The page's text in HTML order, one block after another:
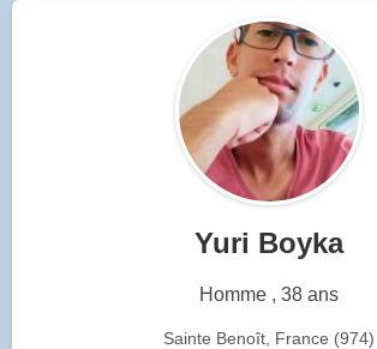
Yuri Boyka
Homme , 38 ans
Sainte Benoît, France (974)